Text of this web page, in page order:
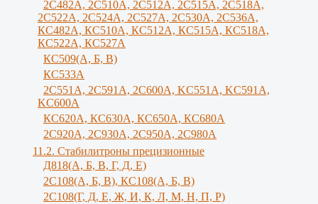
2С482А, 2С510А, 2С512А, 2С515А, 2С518А,
2С522А, 2С524А, 2С527А, 2С530А, 2С536А,
КС482А, КС510А, КС512А, КС515А, КС518А,
КС522А, КС527А
КС509(А, Б, В)
КС533А
2С551А, 2С591А, 2С600А, KC551A, KC591A,
KC600A
КС620А, КС630А, КС650А, КС680А
2С920А, 2С930А, 2С950А, 2С980А
11.2. Стабилитроны прецизионные
Д818(А, Б, В, Г, Д, Е)
2С108(А, Б, В), КС108(А, Б, В)
2С108(Г, Д, Е, Ж, И, К, Л, М, Н, П, Р)